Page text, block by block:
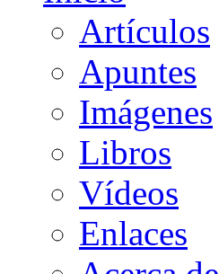
Artículos
Apuntes
Imágenes
Libros
Vídeos
Enlaces